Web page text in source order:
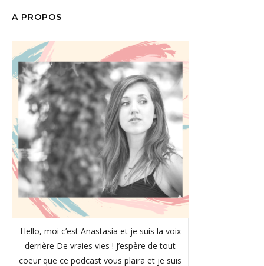
A PROPOS
Hello, moi c’est Anastasia et je suis la voix
derrière De vraies vies ! J’espère de tout
coeur que ce podcast vous plaira et je suis